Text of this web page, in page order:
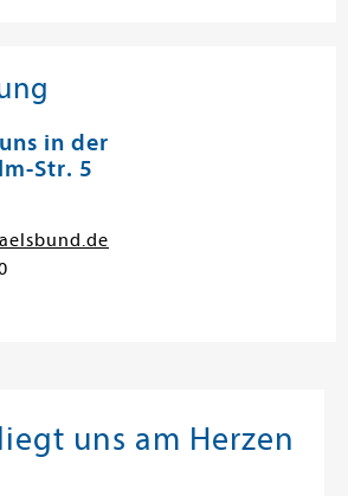
in der
Str. 5
uns am Herzen